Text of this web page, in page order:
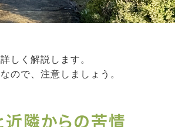
しく解説します。
ので、注意しましょう。
近隣からの苦情